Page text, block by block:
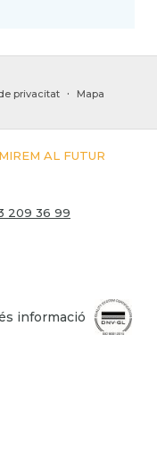
privacitat ·
Mapa
AL FUTUR
209 36 99